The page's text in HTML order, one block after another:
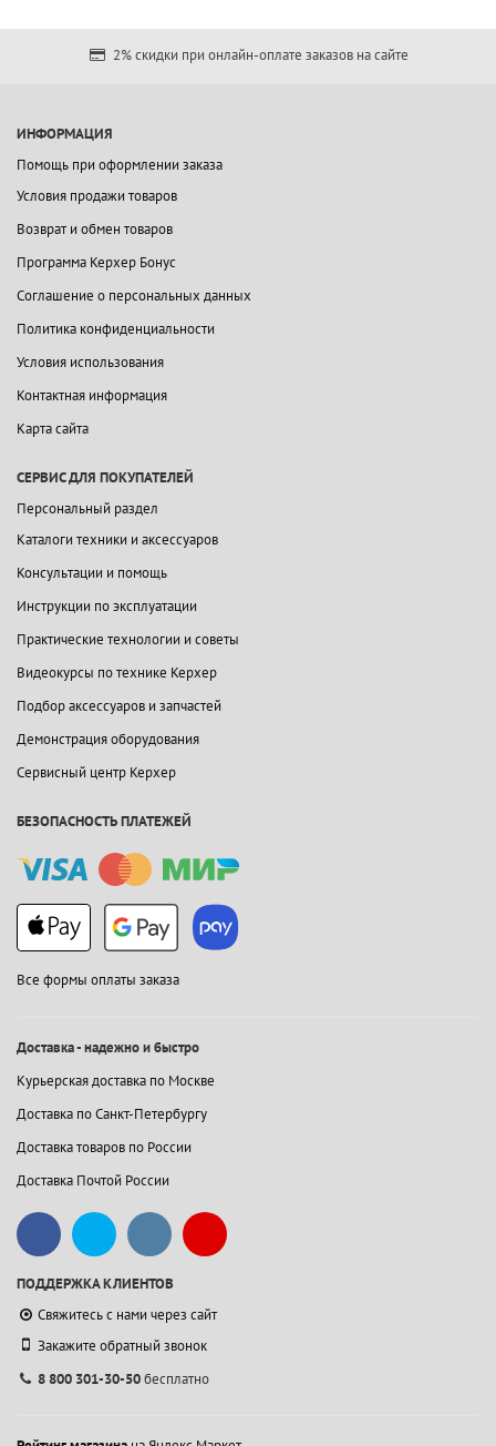
2% скидки при онлайн-оплате заказов на сайте
ИНФОРМАЦИЯ
Помощь при оформлении заказа
Условия продажи товаров
Возврат и обмен товаров
Программа Керхер Бонус
Соглашение о персональных данных
Политика конфиденциальности
Условия использования
Контактная информация
Карта сайта
СЕРВИС ДЛЯ ПОКУПАТЕЛЕЙ
Персональный раздел
Каталоги техники и аксессуаров
Консультации и помощь
Инструкции по эксплуатации
Практические технологии и советы
Видеокурсы по технике Керхер
Подбор аксессуаров и запчастей
Демонстрация оборудования
Сервисный центр Керхер
БЕЗОПАСНОСТЬ ПЛАТЕЖЕЙ
Все формы оплаты заказа
Доставка - надежно и быстро
Курьерская доставка по Москве
Доставка по Санкт-Петербургу
Доставка товаров по России
Доставка Почтой России
ПОДДЕРЖКА КЛИЕНТОВ
Свяжитесь с нами через сайт
Закажите обратный звонок
8 800 301-30-50бесплатно